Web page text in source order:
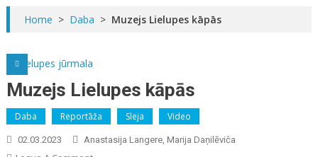
Home > Daba > Muzejs Lielupes kāpās
Muzejs Lielupes kāpās
Daba Reportāža Sleja Video
02.03.2023 Anastasija Langere, Marija Daņilēviča